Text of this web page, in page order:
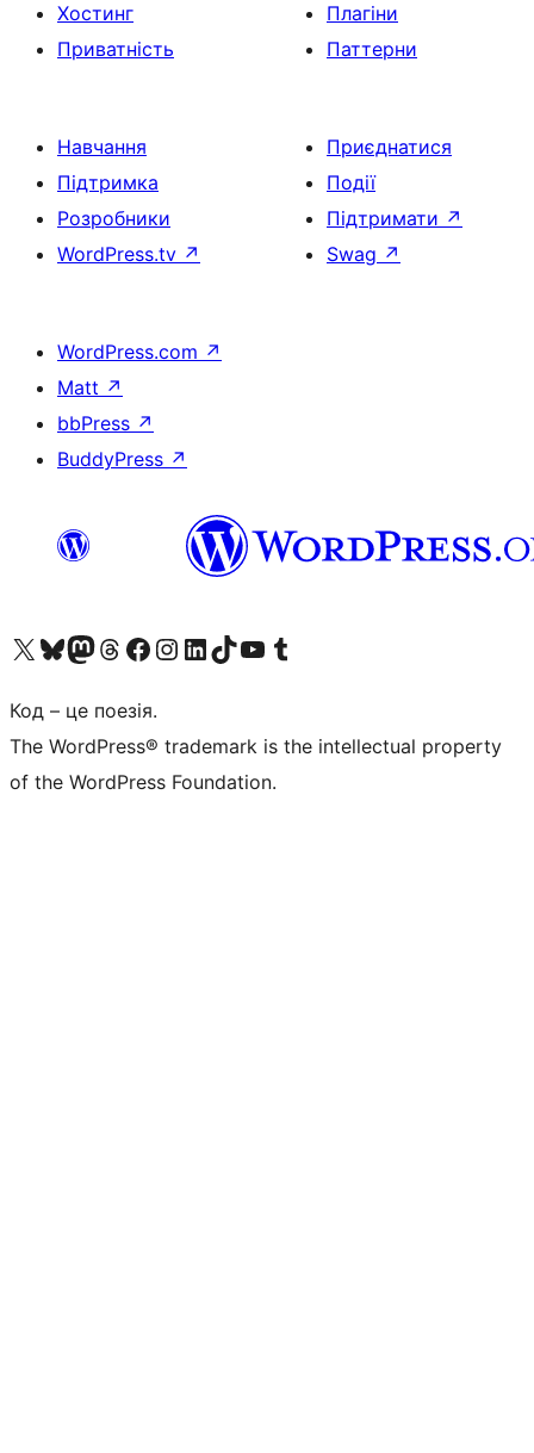
Хостинг
Приватність
Плагіни
Паттерни
Навчання
Підтримка
Розробники
WordPress.tv ↗
Приєднатися
Події
Підтримати ↗
Swag ↗
WordPress.com ↗
Matt ↗
bbPress ↗
BuddyPress ↗
Visit our X (formerly Twitter) account
Visit our Bluesky account
Завітайте до нашої стрічки в Mastodon
Visit our Threads account
Завітайте на нашу сторінку в Facebook
Visit our Instagram account
Visit our LinkedIn account
Visit our TikTok account
Visit our YouTube channel
Visit our Tumblr account
Код – це поезія.
The WordPress® trademark is the intellectual property
of the WordPress Foundation.